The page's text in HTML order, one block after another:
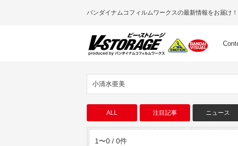
バンダイナムコフィルムワークスの最新情報をお届け！
小清水亜美
ALL 注目記事 ニュース
1〜0 / 0件